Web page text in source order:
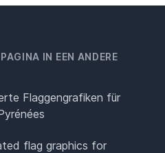
IN EEN ANDERE
Flaggengrafiken für
flag graphics for